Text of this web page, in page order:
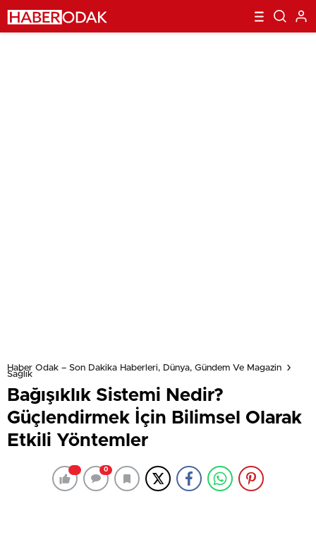
Haber Odak – Son Dakika Haberleri, Dünya, Gündem Ve Magazin
Sağlık
Bağışıklık Sistemi Nedir?
Güçlendirmek İçin Bilimsel Olarak
Etkili Yöntemler
0